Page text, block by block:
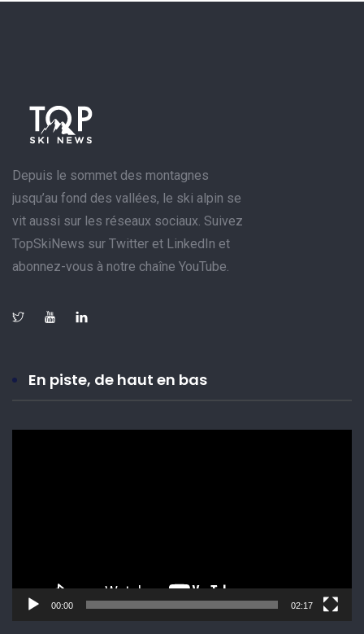
Depuis le sommet des montagnes
jusqu’au fond des vallées, le ski alpin se
vit aussi sur les réseaux sociaux. Suivez
TopSkiNews sur Twitter et LinkedIn et
abonnez-vous à notre chaîne YouTube.
En piste, de haut en bas
00:00 02:17